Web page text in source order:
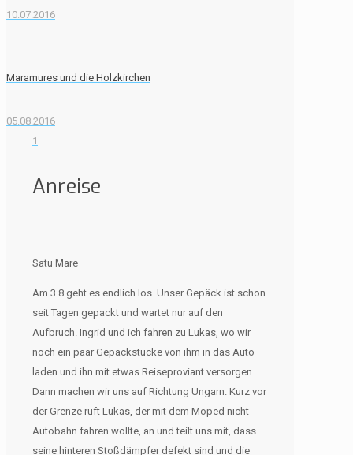
10.07.2016
Maramures und die Holzkirchen
05.08.2016
1
Anreise
Satu Mare
Am 3.8 geht es endlich los. Unser Gepäck ist schon
seit Tagen gepackt und wartet nur auf den
Aufbruch. Ingrid und ich fahren zu Lukas, wo wir
noch ein paar Gepäckstücke von ihm in das Auto
laden und ihn mit etwas Reiseproviant versorgen.
Dann machen wir uns auf Richtung Ungarn. Kurz vor
der Grenze ruft Lukas, der mit dem Moped nicht
Autobahn fahren wollte, an und teilt uns mit, dass
seine hinteren Stoßdämpfer defekt sind und die